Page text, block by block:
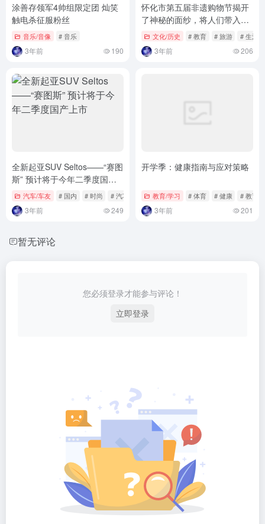
涂善存领军4帅组限定团 灿笑
触电杀征服粉丝
音乐/音像 # 音乐
3年前 190
怀化市第五届非遗购物节揭开
了神秘的面纱，将人们带入了
一个精美细致的世界。
文化/历史 # 教育 # 旅游 # 生活
3年前 206
全新起亚SUV Seltos——“赛图
斯” 预计将于今年二季度国产
上市汽车/车友 # 国内 # 时尚 # 汽车
3年前 249
开学季：健康指南与应对策略
教育/学习 # 体育 # 健康 # 教育
3年前 201
暂无评论
您必须登录才能参与评论！
立即登录